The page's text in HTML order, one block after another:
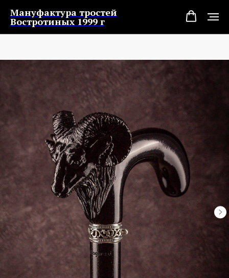
Мануфактура тростей
Востротиных 1999 г